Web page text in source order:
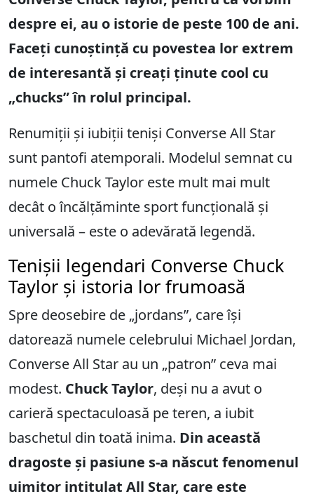
despre ei, au o istorie de peste 100 de ani.
Faceți cunoștință cu povestea lor extrem
de interesantă și creați ținute cool cu
„chucks” în rolul principal.
Renumiții și iubiții teniși Converse All Star
sunt pantofi atemporali. Modelul semnat cu
numele Chuck Taylor este mult mai mult
decât o încălțăminte sport funcțională și
universală – este o adevărată legendă.
Tenișii legendari Converse Chuck
Taylor și istoria lor frumoasă
Spre deosebire de „jordans”, care își
datorează numele celebrului Michael Jordan,
Converse All Star au un „patron” ceva mai
modest. Chuck Taylor, deși nu a avut o
carieră spectaculoasă pe teren, a iubit
baschetul din toată inima. Din această
dragoste și pasiune s-a născut fenomenul
uimitor intitulat All Star, care este